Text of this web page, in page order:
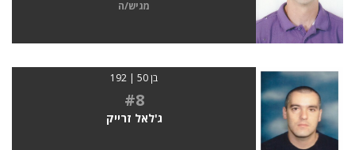
מגיש/ה
בן 50 | 192
#8
ג'לאל זרייק